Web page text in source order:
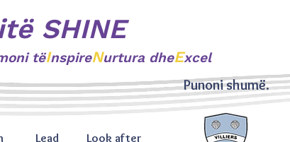
SHINE
tëInspireNurtura dheExcel
Lead Look after
Punoni shumë.